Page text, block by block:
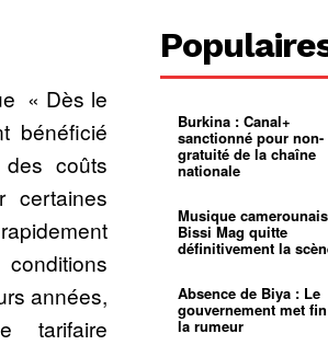
« Dès le
bénéficié
des coûts
certaines
années,
tarifaire
400 000
pasteur
L’État
d’or
Entre
mentale
01:12
à
mettra-
au
01:12
Alexis
Mouelle
dernier
voyage
01:22
Burkina : Canal+
sanctionné pour non-
gratuité de la chaîne
nationale
Musique
Bissi Mag quitte
définitivement la
Absence de Biya : Le
gouvernement met
la rumeur